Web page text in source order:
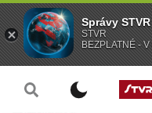
Správy STVR
STVR
BEZPLATNÉ -